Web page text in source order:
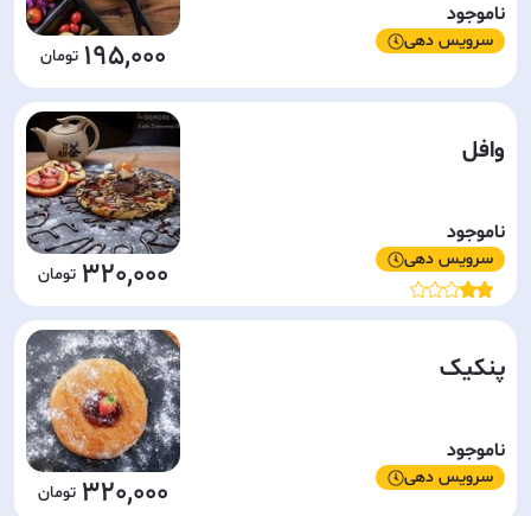
ناموجود
سرویس دهی 195,000
وافل
ناموجود
سرویس دهی 320,000
پنکیک
ناموجود
سرویس دهی 320,000